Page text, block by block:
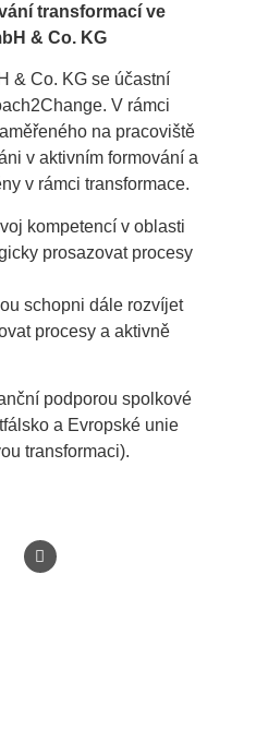
transformací ve
& Co. KG
& Co. KG se účastní
V rámci
na pracoviště
v aktivním formování a
v rámci transformace.
kompetencí v oblasti
prosazovat procesy
schopni dále rozvíjet
procesy a aktivně
podporou spolkové
a Evropské unie
transformaci).